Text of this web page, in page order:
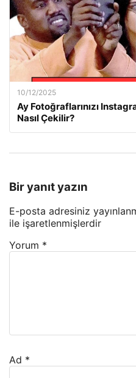
10/12/2025
Ay Fotoğraflarınızı
Nasıl Çekilir?
Bir yanıt yazın
E-posta adresiniz
ile işaretlenmişlerdir
Yorum *
Ad *